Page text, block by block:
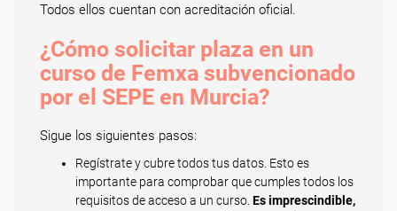
Todos ellos cuentan con acreditación oficial.
¿Cómo solicitar plaza en un
curso de Femxa subvencionado
por el SEPE en Murcia?
Sigue los siguientes pasos:
Regístrate y cubre todos tus datos. Esto es
importante para comprobar que cumples todos los
requisitos de acceso a un curso. Es imprescindible,